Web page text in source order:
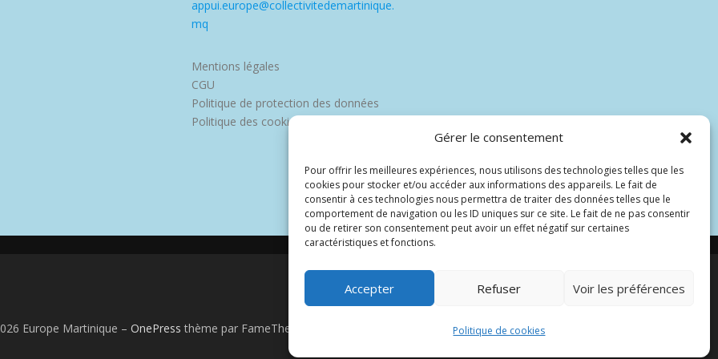
Gérer le consentement
Pour offrir les meilleures expériences, nous utilisons des technologies telles que les
cookies pour stocker et/ou accéder aux informations des appareils. Le fait de
consentir à ces technologies nous permettra de traiter des données telles que le
comportement de navigation ou les ID uniques sur ce site. Le fait de ne pas consentir
ou de retirer son consentement peut avoir un effet négatif sur certaines
caractéristiques et fonctions.
Accepter Refuser Voir les préférences
Politique de cookies
appui.europe@collectivitedemartinique.
mq
Mentions légales
CGU
Politique de protection des données
Politique des cookies
Europe Martinique – OnePress thème par FameThemes. Traduit par Wp Trads.